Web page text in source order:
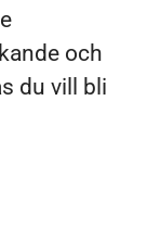
och
du vill bli